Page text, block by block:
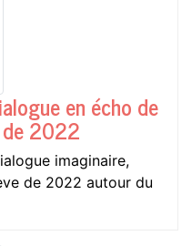
en écho de
2022
imaginaire,
de 2022 autour du